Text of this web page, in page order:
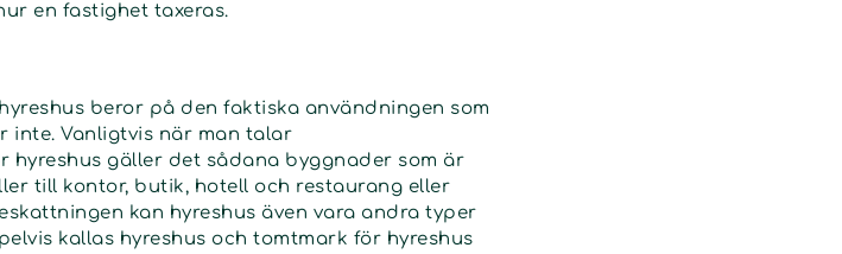
en fastighet taxeras.
beror på den faktiska användningen som
inte. Vanligtvis när man talar
hyreshus gäller det sådana byggnader som är
till kontor, butik, hotell och restaurang eller
kan hyreshus även vara andra typer
kallas hyreshus och tomtmark för hyreshus